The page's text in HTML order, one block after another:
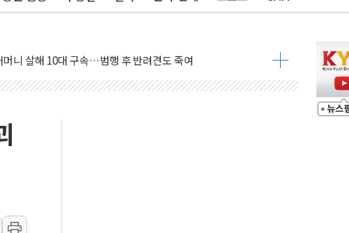
에 누적 1.48%p 차 선두 유지...金 46.01% vs 鄭 44.53%
머니 살해 10대 구속…범행 후 반려견도 죽여
경북 경선서 정청래에 승리…金 48.54% vs 鄭 44.40%
결과 발표...김민석 47.37% 정청래 45.71% 송영길 6.92%
결과 발표...정청래 47.82% 김민석 46.35% 송영길 5.83%
공인에 '행복상자' 전달